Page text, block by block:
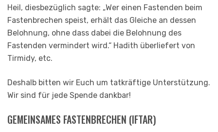
Heil, diesbezüglich sagte: „Wer einen Fastenden beim
Fastenbrechen speist, erhält das Gleiche an dessen
Belohnung, ohne dass dabei die Belohnung des
Fastenden vermindert wird.“ Hadith überliefert von
Tirmidy, etc.
Deshalb bitten wir Euch um tatkräftige Unterstützung.
Wir sind für jede Spende dankbar!
GEMEINSAMES FASTENBRECHEN (IFTAR)